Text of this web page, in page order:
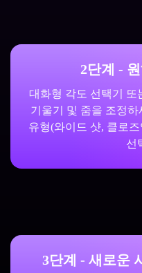
2단계 -
대화형 각도 선택기 또
기울기 및 줌을 조정
유형(와이드 샷, 클로
선
3단계 - 새로운